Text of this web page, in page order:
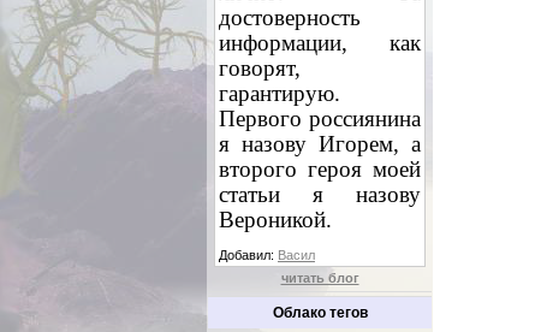
достоверность
информации, как
говорят,
гарантирую.
Первого россиянина
я назову Игорем, а
второго героя моей
статьи я назову
Вероникой.
Добавил: Васил
читать блог
Облако тегов